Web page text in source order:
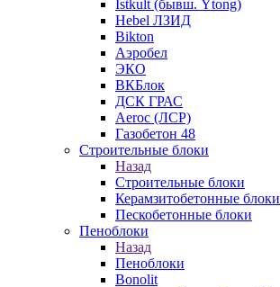
Istkult (бывш. Ytong)
Hebel ЛЗИД
Bikton
Аэробел
ЭКО
ВКБлок
ДСК ГРАС
Aeroc (ЛСР)
Газобетон 48
Строительные блоки
Назад
Строительные блоки
Керамзитобетонные блоки
Пескобетонные блоки
Пеноблоки
Назад
Пеноблоки
Bonolit